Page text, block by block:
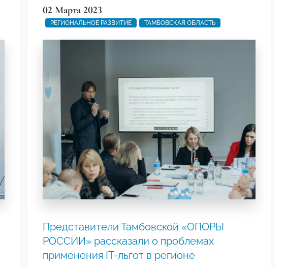
02 Марта 2023
РЕГИОНАЛЬНОЕ РАЗВИТИЕ ТАМБОВСКАЯ ОБЛАСТЬ
Представители Тамбовской «ОПОРЫ
РОССИИ» рассказали о проблемах
применения IT-льгот в регионе